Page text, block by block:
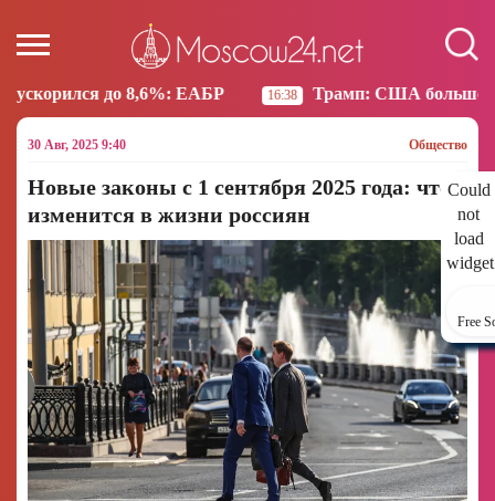
16:38 Трамп: США больше не намерены вести торговлю
30 Авг, 2025 9:40 Общество
Could
not
load
Free
Новые законы с 1 сентября 2025 года: что
изменится в жизни россиян